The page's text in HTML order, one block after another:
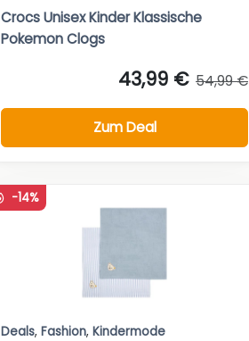
Crocs Unisex Kinder Klassische
Pokemon Clogs
43,99 € 54,99 €
Zum Deal
-14%
Deals, Fashion, Kindermode